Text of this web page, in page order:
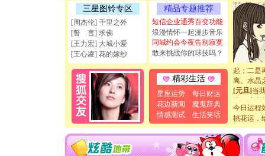
三星图铃专区
[周杰伦] 千里之外
[誓 言] 求佛
[王力宏] 大城小爱
[王心凌] 花的嫁纱
精品专题推荐
短信企业通秀百变功能
浪漫情怀一起漫步音乐
同城约会今夜告别寂寞
敢来挑战你的球技吗？
精彩生活
星座运势
每日财运
花边新闻
魔鬼辞典
情感测试
生活笑话
[圣诞节]
如意,快
[元旦] 看
断电。爱
你是我专
[元旦]如
起；二是
离。水晶
[元旦]当
泣，这痛
卖了。水
[春节]风
道一声平
[春节]传
今日运程
桃花运，